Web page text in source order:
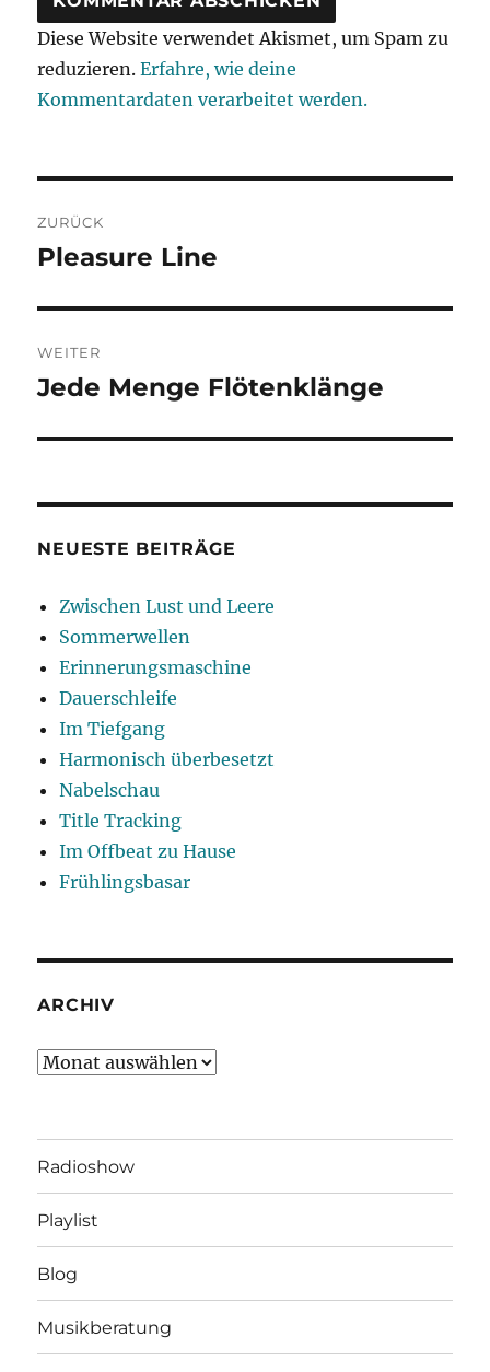
Diese Website verwendet Akismet, um Spam zu
reduzieren.Erfahre, wie deine
Kommentardaten verarbeitet werden.
ZURÜCK
Vorheriger
Pleasure Line
WEITER
Nächster
Jede Menge Flötenklänge
NEUESTE BEITRÄGE
Zwischen Lust und Leere
Sommerwellen
Erinnerungsmaschine
Dauerschleife
Im Tiefgang
Harmonisch überbesetzt
Nabelschau
Title Tracking
Im Offbeat zu Hause
Frühlingsbasar
ARCHIV
Archiv
Radioshow
Playlist
Blog
Musikberatung